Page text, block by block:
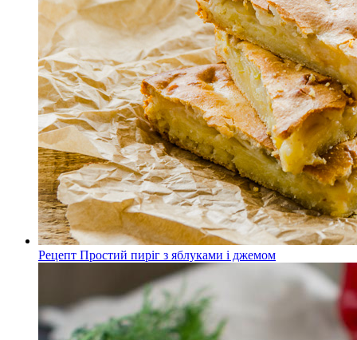
Рецепт Простий пиріг з яблуками і джемом